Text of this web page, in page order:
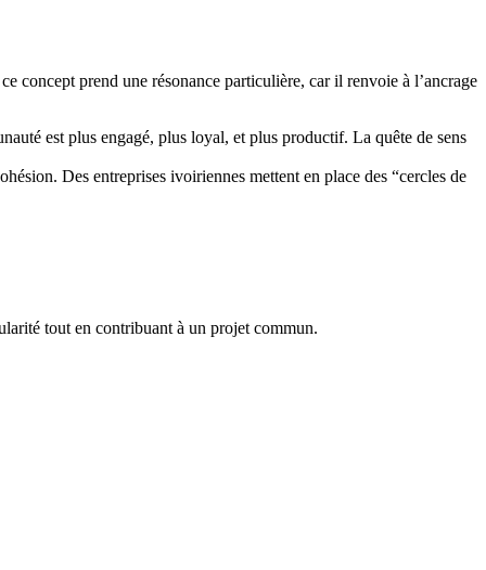
concept prend une résonance particulière, car il renvoie à l’ancrage
est plus engagé, plus loyal, et plus productif. La quête de sens
Des entreprises ivoiriennes mettent en place des “cercles de
tout en contribuant à un projet commun.